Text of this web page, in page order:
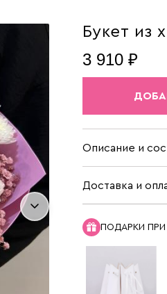
Букет из
3 910 ₽
Описание и
Доставка и
ПОДАРКИ